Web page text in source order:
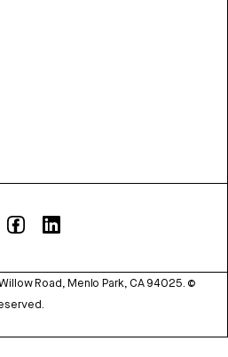
Road, Menlo Park, CA 94025. ©